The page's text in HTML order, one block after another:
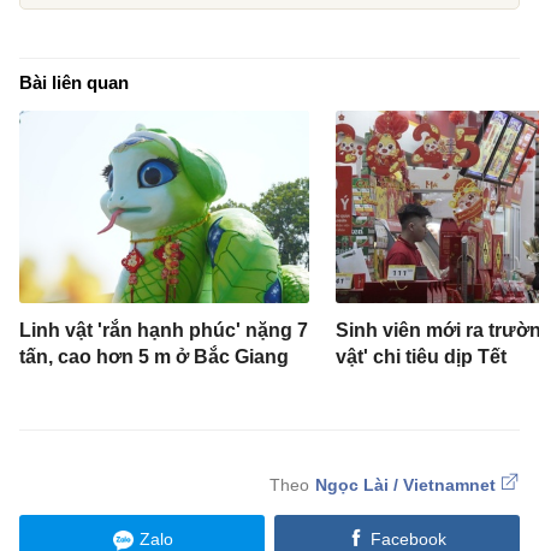
Bài liên quan
Linh vật 'rắn hạnh phúc' nặng 7
tấn, cao hơn 5 m ở Bắc Giang
Sinh viên mới ra
vật' chi tiêu dịp Tết
Ngọc Lài / Vietnamnet
Zalo Facebook